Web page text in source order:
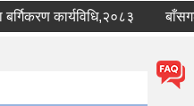
कार्यविधि,२०८३